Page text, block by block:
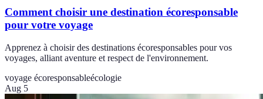
Comment choisir une destination écoresponsable
pour votre voyage
Apprenez à choisir des destinations écoresponsables pour vos
voyages, alliant aventure et respect de l'environnement.
voyage écoresponsableécologie
Aug 5